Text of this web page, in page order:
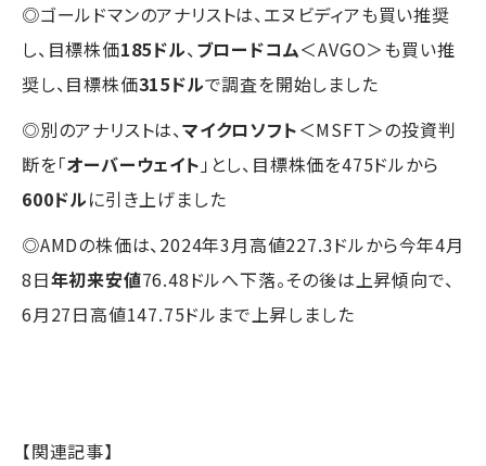
◎ゴールドマンのアナリストは、エヌビディアも買い推奨
し、目標株価185ドル、ブロードコム＜AVGO＞も買い推
奨し、目標株価315ドルで調査を開始しました
◎別のアナリストは、マイクロソフト＜MSFT＞の投資判
断を「オーバーウェイト 」とし、目標株価を475ドルから
600ドルに引き上げました
◎AMDの株価は、2024年3月高値227.3ドルから今年4月
8日年初来安値76.48ドルへ下落。その後は上昇傾向で、
6月27日高値147.75ドルまで上昇しました
【関連記事】